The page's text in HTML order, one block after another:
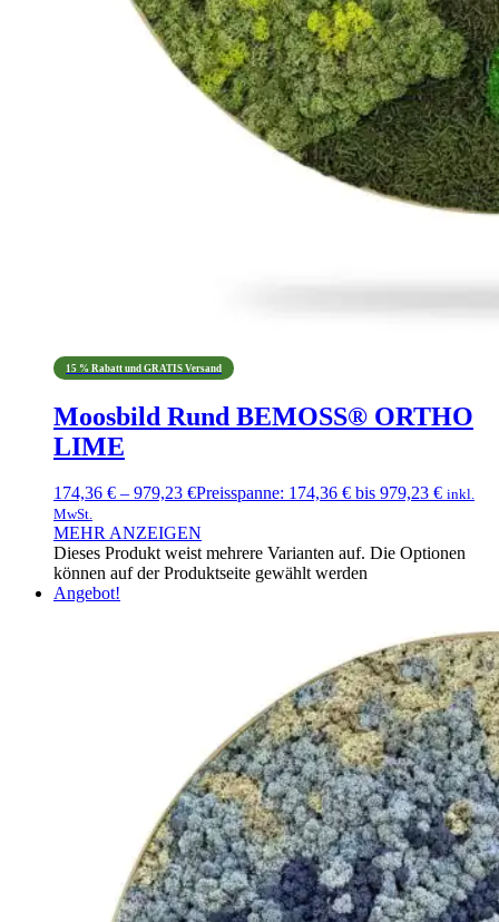
15 % Rabatt und GRATIS Versand
Moosbild Rund BEMOSS® ORTHO
LIME
174,36 € – 979,23 €Preisspanne: 174,36 € bis 979,23 € inkl.
MwSt.
MEHR ANZEIGEN
Dieses Produkt weist mehrere Varianten auf. Die Optionen
können auf der Produktseite gewählt werden
Angebot!